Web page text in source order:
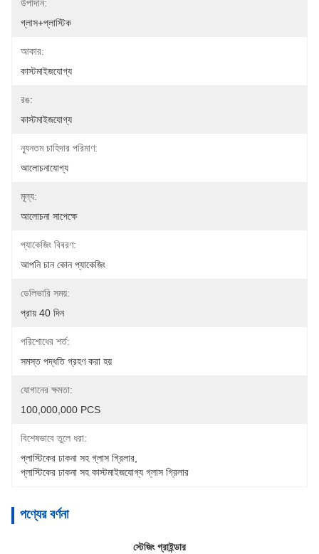
উপাদান:
গ্লাস+প্লাস্টিক
আকার:
কাস্টমাইজযোগ্য
রঙ:
কাস্টমাইজযোগ্য
ন্যূনতম চাহিদার পরিমাণ:
আলোচনাযোগ্য
মূল্য:
আলোচনা সাপেক্ষে
প্যাকেজিং বিবরণ:
আপনি চান কোন প্যাকেজিং
ডেলিভারি সময়:
প্রায় 40 দিন
পরিশোধের শর্ত:
সমস্ত পদ্ধতি গ্রহণ করা হয়
যোগানের ক্ষমতা:
100,000,000 PCS
বিশেষভাবে তুলে ধরা:
প্লাস্টিকের ঢাকনা সহ গ্লাস গ্রিলার
প্লাস্টিকের ঢাকনা সহ কাস্টমাইজযোগ্য গ্লাস গ্রিলার
পণ্যের বর্ণনা
স্টেজিং গ্রাইন্ডার